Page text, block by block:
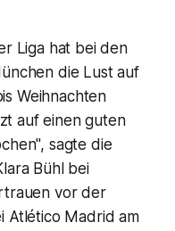
Liga hat bei den
die Lust auf
Weihnachten
auf einen guten
sagte die
Bühl bei
vor der
Atlético Madrid am